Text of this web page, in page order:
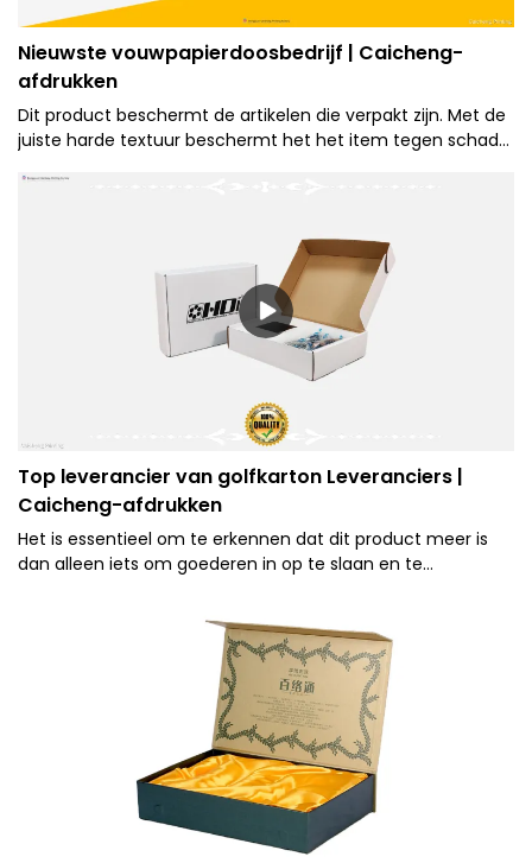
Nieuwste vouwpapierdoosbedrijf | Caicheng-
afdrukken
Dit product beschermt de artikelen die verpakt zijn. Met de
juiste harde textuur beschermt het het item tegen schade
Top leverancier van golfkarton Leveranciers |
Caicheng-afdrukken
Het is essentieel om te erkennen dat dit product meer is
dan alleen iets om goederen in op te slaan en te
een essentieel onderdeel geworden van